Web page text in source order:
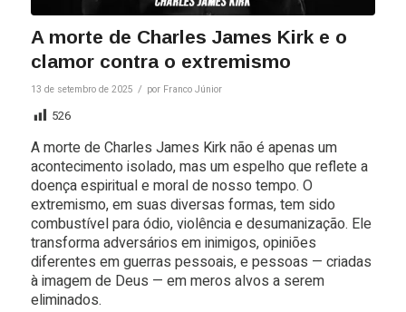
A morte de Charles James Kirk e o
clamor contra o extremismo
13 de setembro de 2025 / por Franco Júnior
526
A morte de Charles James Kirk não é apenas um
acontecimento isolado, mas um espelho que reflete a
doença espiritual e moral de nosso tempo. O
extremismo, em suas diversas formas, tem sido
combustível para ódio, violência e desumanização. Ele
transforma adversários em inimigos, opiniões
diferentes em guerras pessoais, e pessoas — criadas
à imagem de Deus — em meros alvos a serem
eliminados.